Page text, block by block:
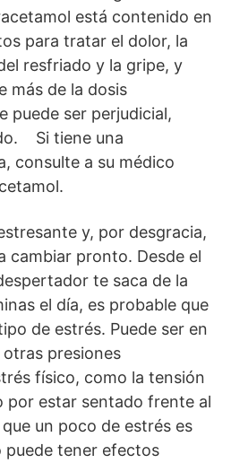
está contenido en
para tratar el dolor, la
resfriado y la gripe, y
más de la dosis
puede ser perjudicial,
Si tiene una
consulte a su médico
y, por desgracia,
cambiar pronto. Desde el
te saca de la
el día, es probable que
de estrés. Puede ser en
presiones
físico, como la tensión
por estar sentado frente al
un poco de estrés es
puede tener efectos